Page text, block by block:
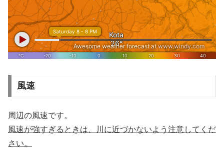
風速
周辺の風速です。
風速が強すぎるときは、川に近づかないよう注意してくだ
さい。